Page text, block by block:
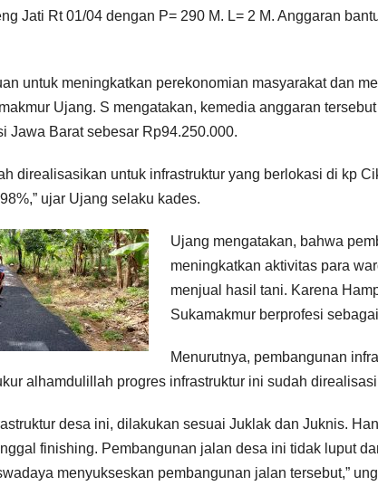
Jati Rt 01/04 dengan P= 290 M. L= 2 M. Anggaran
untuk meningkatkan perekonomian masyarakat dan
Ujang. S mengatakan, kemedia anggaran
Jawa Barat sebesar Rp94.250.000.
direalisasikan untuk infrastruktur yang berlokasi di kp
ujar Ujang selaku kades.
Ujang mengatakan, bahwa
meningkatkan aktivitas para
menjual hasil tani. Karena
Sukamakmur berprofesi
Menurutnya, pembangunan
alhamdulillah progres infrastruktur ini sudah
desa ini, dilakukan sesuai Juklak dan Juknis.
finishing. Pembangunan jalan desa ini tidak luput
menyukseskan pembangunan jalan tersebut,”